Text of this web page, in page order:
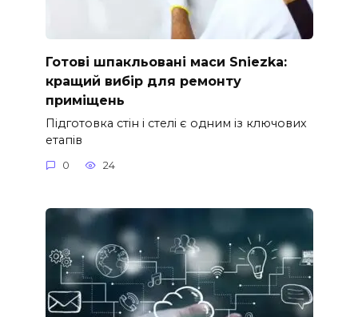
Готові шпакльовані маси Sniezka:
кращий вибір для ремонту
приміщень
Підготовка стін і стелі є одним із ключових
етапів
0 24